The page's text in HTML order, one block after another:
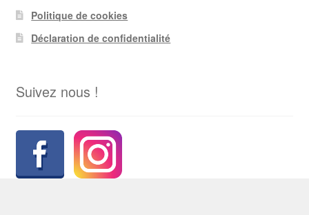
Politique de cookies
Déclaration de confidentialité
Suivez nous !